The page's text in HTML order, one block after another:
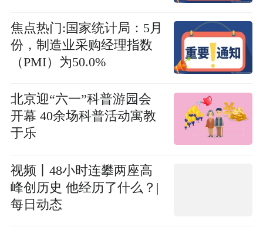
焦点热门:国家统计局：5月
份，制造业采购经理指数
（PMI）为50.0%
北京迎“六一”科普游园会
开幕 40余场科普活动寓教
于乐
视频丨48小时连攀两座高
峰创历史 他经历了什么？|
每日动态